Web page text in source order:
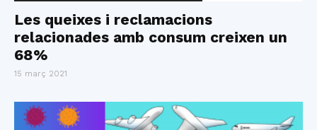
Les queixes i reclamacions
relacionades amb consum creixen un
68%
15 març 2021